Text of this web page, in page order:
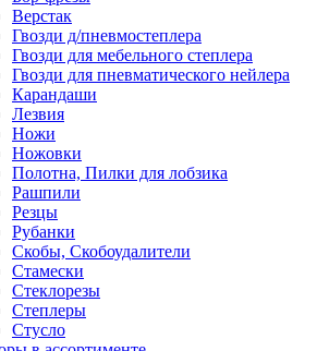
Верстак
Гвозди д/пневмостеплера
Гвозди для мебельного степлера
Гвозди для пневматического нейлера
Карандаши
Лезвия
Ножи
Ножовки
Полотна, Пилки для лобзика
Рашпили
Резцы
Рубанки
Скобы, Скобоудалители
Стамески
Стеклорезы
Степлеры
Стусло